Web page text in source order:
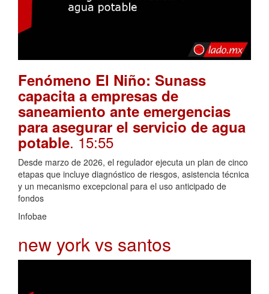
Fenómeno El Niño: Sunass
capacita a empresas de
saneamiento ante emergencias
para asegurar el servicio de agua
potable. 15:55
Desde marzo de 2026, el regulador ejecuta un plan de cinco
etapas que incluye diagnóstico de riesgos, asistencia técnica
y un mecanismo excepcional para el uso anticipado de
fondos
Infobae
new york vs santos